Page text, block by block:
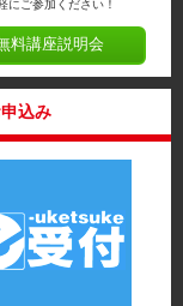
にご参加ください！
料講座説明会
込み